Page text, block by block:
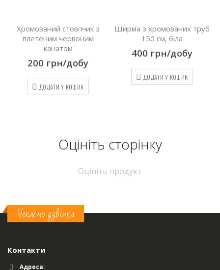
з
Ширма з хромованих труб
150 см, біла
400грн/добу
ДОДАТИ У КОШИК
Хромований
синім канатом
200грн/добу
ДОДАТИ У КОШИК
Оцініть cторінку
Оцініть продукт
Чекаємо дзвінка
Контакти
Адреса: